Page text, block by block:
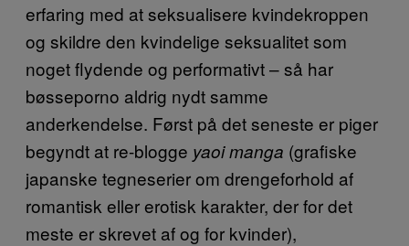
erfaring med at seksualisere kvindekroppen
og skildre den kvindelige seksualitet som
noget flydende og performativt – så har
bøsseporno aldrig nydt samme
anderkendelse. Først på det seneste er piger
begyndt at re-blogge yaoi manga (grafiske
japanske tegneserier om drengeforhold af
romantisk eller erotisk karakter, der for det
meste er skrevet af og for kvinder),